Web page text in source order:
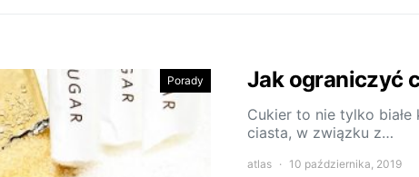
Porady Jak ograniczyć
Cukier to nie tylko białe
ciasta, w związku z…
atlas 10 października, 2019